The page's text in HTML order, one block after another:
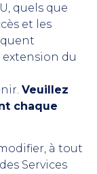
quels que
et les
du
Veuillez
chaque
à tout
Services